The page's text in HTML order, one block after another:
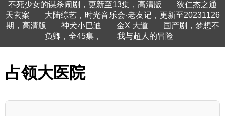
不死少女的谋杀闹剧，更新至13集，高清版
狄仁杰之通
天玄案
大陆综艺，时光音乐会·老友记，更新至20231126
期，高清版
神犬小巴迪 金X 大道
国产剧，梦想不
负卿，全45集，
我与超人的冒险
占领大医院